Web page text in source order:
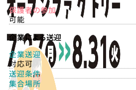
保護者の参加
可能
企業による送迎
企業送迎
対応可
送迎条件
集合場所